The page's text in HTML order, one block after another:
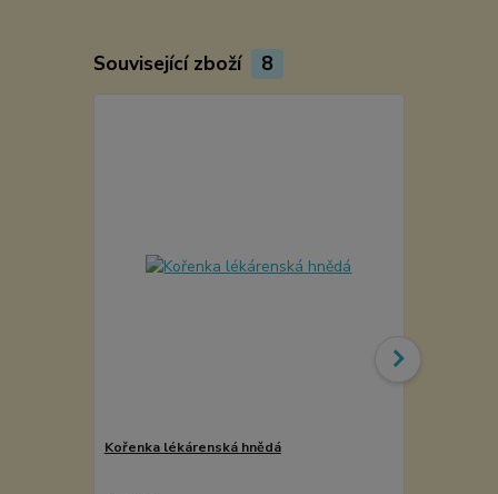
Související zboží 8
Kořenka lékárenská hnědá